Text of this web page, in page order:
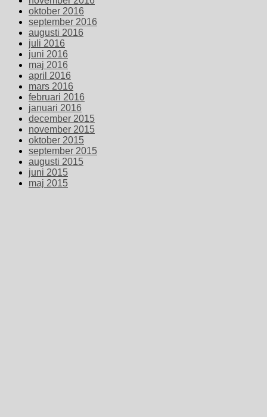
oktober 2016
september 2016
augusti 2016
juli 2016
juni 2016
maj 2016
april 2016
mars 2016
februari 2016
januari 2016
december 2015
november 2015
oktober 2015
september 2015
augusti 2015
juni 2015
maj 2015